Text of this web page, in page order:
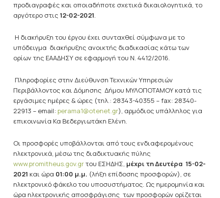
προδιαγραφές και οποιαδήποτε σχετικά δικαιολογητικά, το
αργότερο στις 12-02-2021.
Η διακήρυξη του έργου έχει συνταχθεί σύμφωνα με το
υπόδειγμα διακήρυξης ανοικτής διαδικασίας κάτω των
ορίων της ΕΑΑΔΗΣΥ σε εφαρμογή του Ν. 4412/2016.
Πληροφορίες στην Διεύθυνση Τεχνικών Υπηρεσιών
Περιβάλλοντος και Δόμησης Δήμου ΜΥΛΟΠΟΤΑΜΟΥ κατά τις
εργάσιμες ημέρες & ώρες (τηλ.: 28343-40355 – fax: 28340-
22913 – email: perama1@otenet.gr), αρμόδιος υπάλληλος για
επικοινωνία Κα Βεδεργιωτάκη Ελένη.
Οι προσφορές υποβάλλονται από τους ενδιαφερομένους
ηλεκτρονικά, μέσω της διαδικτυακής πύλης
www.promitheus.gov.grτου ΕΣΗΔΗΣ, μέχρι τη Δευτέρα 15-02-
2021 και ώρα 01:00 μ.μ. (λήξη επίδοσης προσφορών), σε
ηλεκτρονικό φάκελο του υποσυστήματος. Ως ημερομηνία και
ώρα ηλεκτρονικής αποσφράγισης των προσφορών ορίζεται